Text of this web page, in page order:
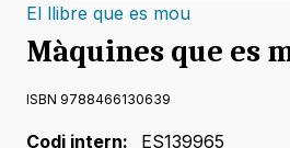
El llibre que es mou
Màquines que es
ISBN 9788466130639
Codi intern:
ES139965